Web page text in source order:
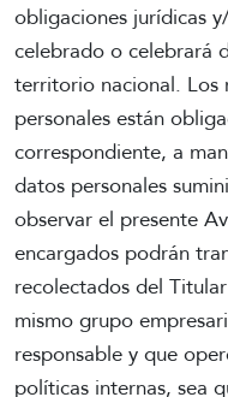
obligaciones jurídicas
celebrado o celebrará
territorio nacional. Los
personales están
correspondiente, a
datos personales
observar el presente
encargados podrán
recolectados del
mismo grupo
responsable y que
políticas internas, sea